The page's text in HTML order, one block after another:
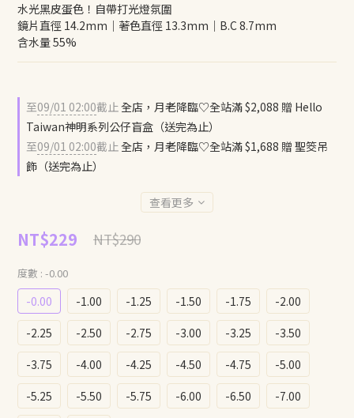
水光黑皮蛋色！自帶打光燈氛圍
鏡片直徑 14.2mm｜著色直徑 13.3mm｜B.C 8.7mm
含水量 55%
至09/01 02:00截止全店，月老降臨♡全站滿 $2,088 贈 Hello
Taiwan神明系列公仔盲盒（送完為止）
至09/01 02:00截止全店，月老降臨♡全站滿 $1,688 贈 聖筊吊
飾（送完為止）
查看更多
NT$229 NT$290
度數 : -0.00
-0.00 -1.00 -1.25 -1.50 -1.75
-2.00
-2.25
-2.50 -2.75 -3.00 -3.25
-3.50
-3.75
-4.00 -4.25 -4.50 -4.75
-5.00
-5.25
-5.50 -5.75 -6.00 -6.50
-7.00